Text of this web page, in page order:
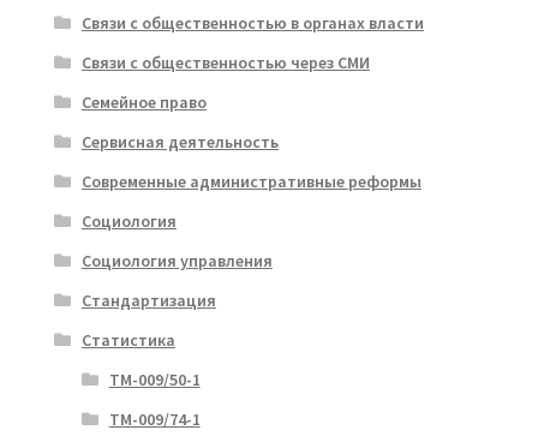
Связи с общественностью в органах власти
Связи с общественностью через СМИ
Семейное право
Сервисная деятельность
Современные административные реформы
Социология
Социология управления
Стандартизация
Статистика
ТМ-009/50-1
ТМ-009/74-1